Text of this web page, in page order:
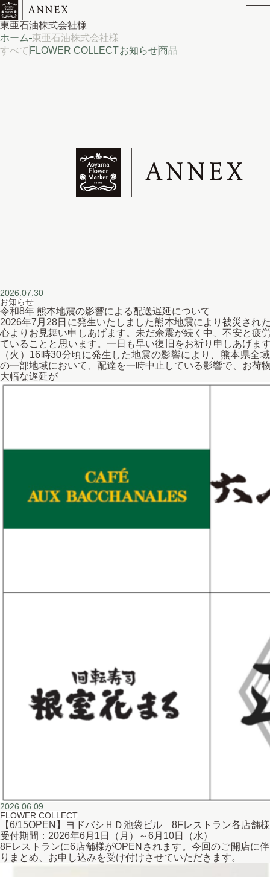
東亜石油株式会社様
ホーム 東亜石油株式会社様
すべて FLOWER COLLECTお知らせ商品
2026.07.30
お知らせ
令和8年 熊本地震の影響による配送遅延について
2026年7月28日に発生いたしました熊本地震により被災され
心よりお見舞い申しあげます。未だ余震が続く中、不安と疲
ていることと思います。一日も早い復旧をお祈り申しあげま
（火）16時30分頃に発生した地震の影響により、熊本県全
の一部地域において、配達を一時中止している影響で、お荷
大幅な遅延が
2026.06.09
FLOWER COLLECT
【6/15OPEN】ヨドバシＨＤ池袋ビル 8Fレストラン各店舗
受付期間：2026年6月1日（月）～6月
8Fレストランに6店舗様がOPENされます。今回のご開店に
りまとめ、お申し込みを受け付けさせていただきます。